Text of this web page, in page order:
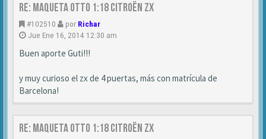
Re: MAQUETA OTTO 1:18 CITROËN ZX
#102510 por Richar
Jue Ene 16, 2014 12:30 am
Buen aporte Guti!!!
y muy curioso el zx de 4 puertas, más con matrícula de
Barcelona!
Re: MAQUETA OTTO 1:18 CITROËN ZX